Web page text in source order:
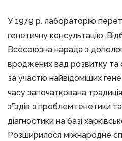
У 1979 р. лабораторію
генетичну консультацію.
Всесоюзна нарада з
вроджених вад розвитку та
за участю найвідоміших
часу започаткована
з’їздів з проблем генетики
діагностики на базі
Розширилося міжнародне